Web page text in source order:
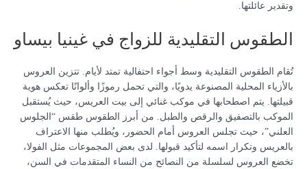
وتقدير عائلتها.
الطقوس التقليدية للزواج في غينيا بيساو
تُقام الطقوس التقليدية وسط أجواء احتفالية تمتد لأيام. تتزين العروس
بالأزياء المحلية المصنوعة يدويًا، والتي تحمل رموزًا وألوانًا تعكس هوية
قبيلتها. يتم اصطحابها في موكب غنائي إلى بيت العريس، حيث يُستقبل
الموكب بالتصفيق والرقص والطبل. من أبرز الطقوس طقس “الجلوس
العلني”، حيث تجلس العروس أمام الحضور، ويُطلب منها الاعتراف
بالعريس وتكرار اسمه لتأكيد قبولها. لدى بعض المجموعات مثل الفولا،
تخضع العروس لسلسلة من النصائح من النساء المتقدمات في السن،